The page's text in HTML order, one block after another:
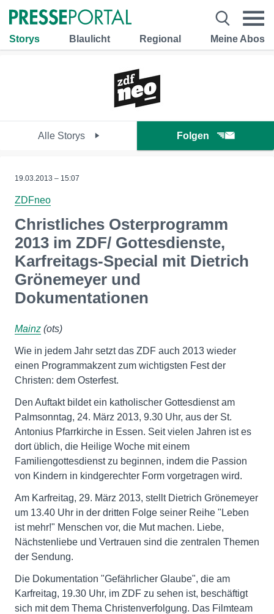
Storys Blaulicht Regional Meine Abos
Alle Storys Folgen
19.03.2013 – 15:07
ZDFneo
Christliches Osterprogramm
2013 im ZDF/ Gottesdienste,
Karfreitags-Special mit Dietrich
Grönemeyer und
Dokumentationen
Mainz (ots)
Wie in jedem Jahr setzt das ZDF auch 2013 wieder
einen Programmakzent zum wichtigsten Fest der
Christen: dem Osterfest.
Den Auftakt bildet ein katholischer Gottesdienst am
Palmsonntag, 24. März 2013, 9.30 Uhr, aus der St.
Antonius Pfarrkirche in Essen. Seit vielen Jahren ist es
dort üblich, die Heilige Woche mit einem
Familiengottesdienst zu beginnen, indem die Passion
von Kindern in kindgerechter Form vorgetragen wird.
Am Karfreitag, 29. März 2013, stellt Dietrich Grönemeyer
um 13.40 Uhr in der dritten Folge seiner Reihe "Leben
ist mehr!" Menschen vor, die Mut machen. Liebe,
Nächstenliebe und Vertrauen sind die zentralen Themen
der Sendung.
Die Dokumentation "Gefährlicher Glaube", die am
Karfreitag, 19.30 Uhr, im ZDF zu sehen ist, beschäftigt
sich mit dem Thema Christenverfolgung. Das Filmteam